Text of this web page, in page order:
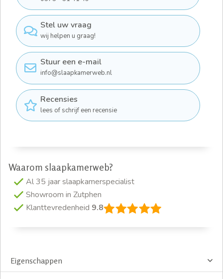
Stel uw vraag
wij helpen u graag!
Stuur een e-mail
info@slaapkamerweb.nl
Recensies
lees of schrijf een recensie
Waarom slaapkamerweb?
Al 35 jaar slaapkamerspecialist
Showroom in Zutphen
Klanttevredenheid 9.8
Eigenschappen